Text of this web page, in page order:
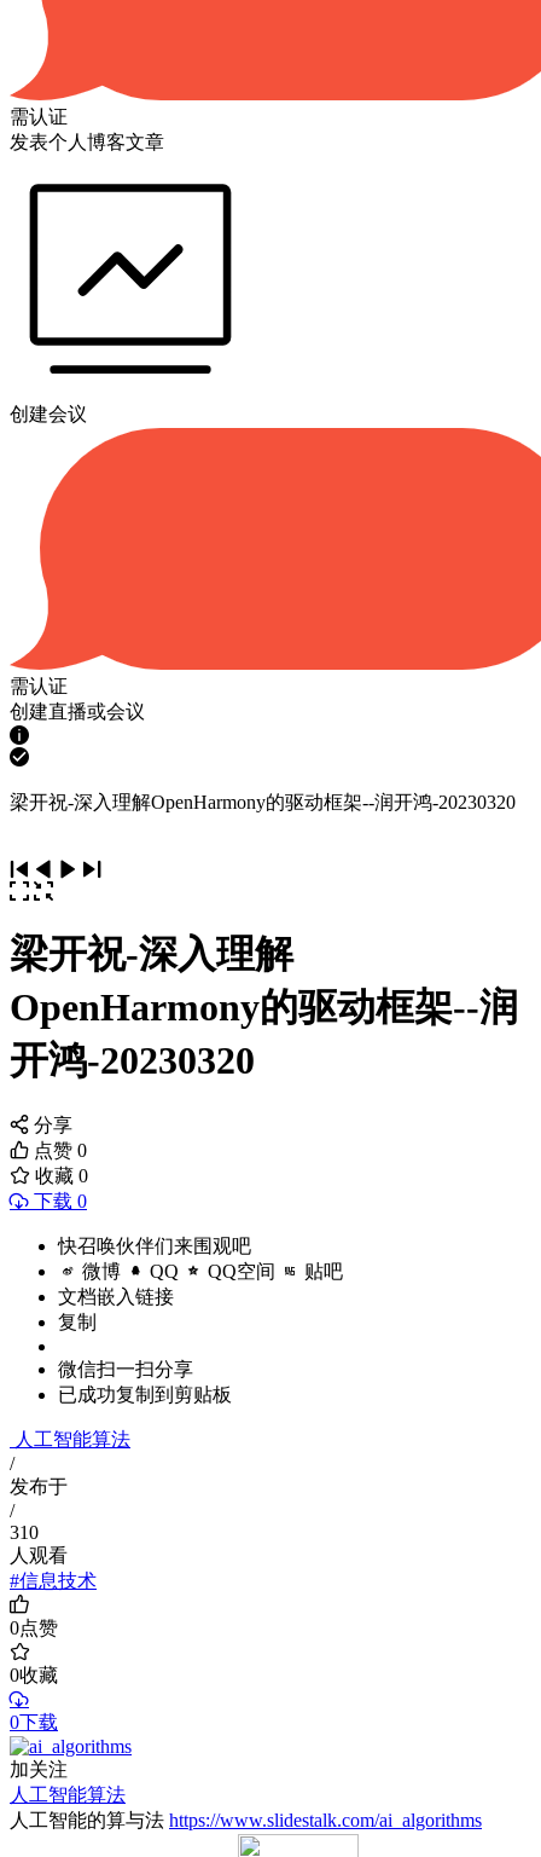
需认证
发表个人博客文章
创建会议
需认证
创建直播或会议
梁开祝-深入理解OpenHarmony的驱动框架--润开鸿-20230320
梁开祝-深入理解
OpenHarmony的驱动框架--润
开鸿-20230320
分享
点赞 0
收藏 0
下载 0
快召唤伙伴们来围观吧
微博 QQ QQ空间 贴吧
文档嵌入链接
复制
微信扫一扫分享
已成功复制到剪贴板
人工智能算法
/
发布于
/
310
人观看
#信息技术
0点赞
0收藏
0下载
加关注
人工智能算法
人工智能的算与法 https://www.slidestalk.com/ai_algorithms